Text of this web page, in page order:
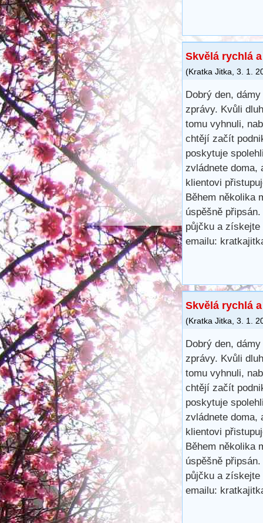
Skvělá rychlá
(Kratka Jitka 3. 1.
Dobrý den,
zprávy. Kvůli
tomu vyhnuli,
chtějí začít
poskytuje
zvládnete doma,
klientovi
Během několika
úspěšně
půjčku a získejte
emailu:
Skvělá rychlá
(Kratka Jitka 3. 1.
Dobrý den,
zprávy. Kvůli
tomu vyhnuli,
chtějí začít
poskytuje
zvládnete doma,
klientovi
Během několika
úspěšně
půjčku a získejte
emailu: